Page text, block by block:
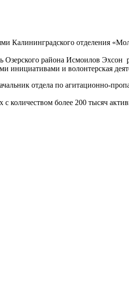
Калининградского отделения
Озерского района Исмоилов Эхсон
инициативами и волонтерская
отдела по агитационно-
количеством более 200 тысяч